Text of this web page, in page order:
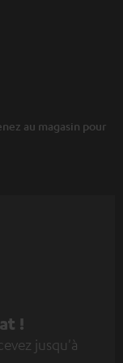
au magasin pour
!
jusqu'à